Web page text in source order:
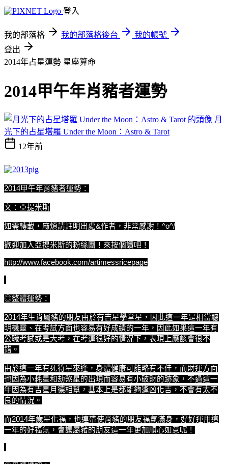
登入
我的部落格 我的部落格後台
我的帳號
登出
2014年占星運勢 星座算命
2014甲午年肖豬者運勢
月
光下的占星塔羅 Under the Moon：Astro & Tarot
12年前
2014甲午年肖豬者運勢：
文：亞提米斯
如需轉載，麻煩請註明出處&作者，非常感謝！^o^/
歡迎加入亞提米斯的粉絲團！來按個讚吧！
http://www.facebook.com/artimessricepage
◎整體運勢：
2014年生肖屬豬的朋友由於有吉星學堂星，因此這一年是相當聰
明機靈、在考試方面也容易有好成績的一年，因此如果這一年有
公職考試或是大考，在考運很好的情況下，表現上應該會很不
錯。
由於這一年有死符星來逢，身體健康可能略有不佳，而財運方面
也因為小耗星和劫煞星的出現而容易有小破財的跡象，不過這一
年因為有吉星月德相幫，基本上是都能夠逢凶化吉，不會有太不
良的情況。
而2014年歲星化福，也連帶使肖豬的朋友福氣滿身，好好運用這
一年的好福氣，會讓屬豬的朋友這一年更加順心如意呢！